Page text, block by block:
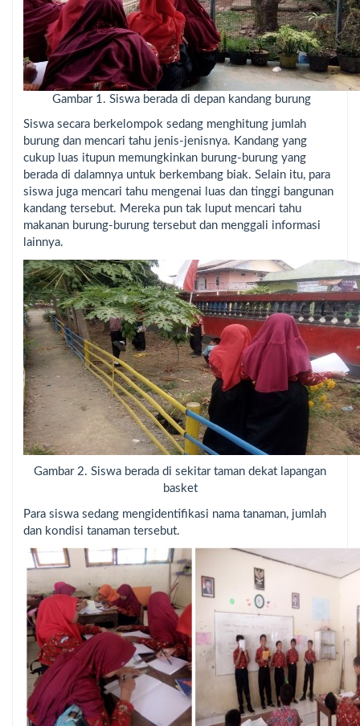
Gambar 1. Siswa berada di depan kandang burung
Siswa secara berkelompok sedang menghitung jumlah
burung dan mencari tahu jenis-jenisnya. Kandang yang
cukup luas itupun memungkinkan burung-burung yang
berada di dalamnya untuk berkembang biak. Selain itu, para
siswa juga mencari tahu mengenai luas dan tinggi bangunan
kandang tersebut. Mereka pun tak luput mencari tahu
makanan burung-burung tersebut dan menggali informasi
lainnya.
Gambar 2. Siswa berada di sekitar taman dekat lapangan
basket
Para siswa sedang mengidentifikasi nama tanaman, jumlah
dan kondisi tanaman tersebut.